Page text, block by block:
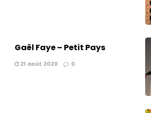
Gaël Faye – Petit Pays
21 août 2020 0